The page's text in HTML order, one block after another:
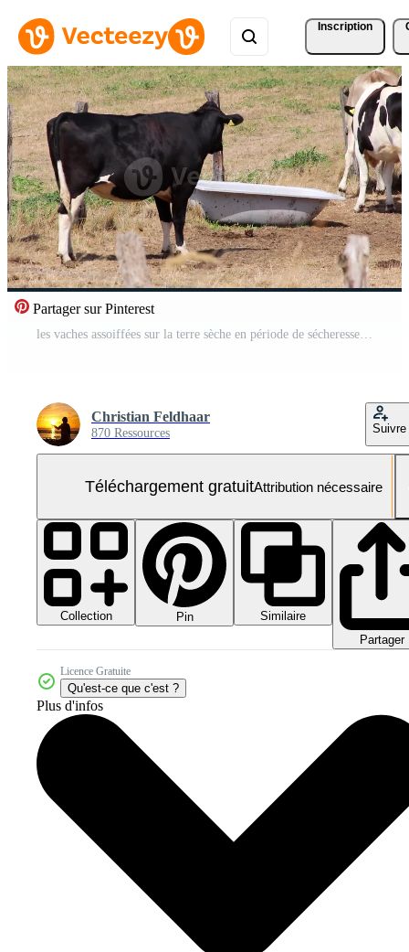
Inscription
Partager sur Pinterest
les vaches assoiffées sur la terre sèche en période de sécheresse et de chaleur extrême brûlent l'herbe brune en raison du manque d'eau comme catastrophe de chaleur pour les animaux de pâturage sans précipitations comme danger pour les animaux de ferme bovins de boucherie Vidéo Gratuite
Christian Feldhaar
870 Ressources Suivre
Téléchargement gratuitAttribution nécessaire
Collection Pin
Similaire
Partager
Licence Gratuite
Qu'est-ce que c'est ?
Plus d'infos